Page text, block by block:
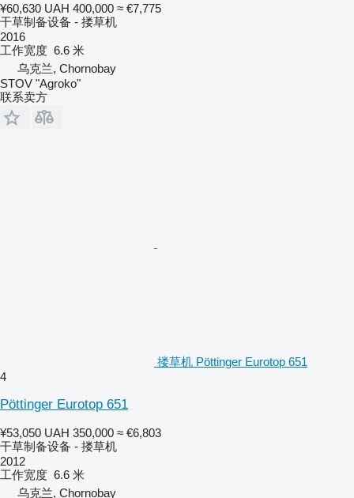
¥60,630 UAH 400,000 ≈ €7,775
干草制备设备 - 搂草机
2016
工作宽度 6.6 米
乌克兰, Chornobay
STOV "Agroko"
联系卖方
搂草机 Pöttinger Eurotop 651
4
Pöttinger Eurotop 651
¥53,050 UAH 350,000 ≈ €6,803
干草制备设备 - 搂草机
2012
工作宽度 6.6 米
乌克兰, Chornobay